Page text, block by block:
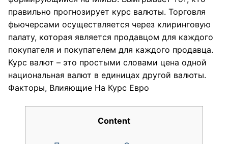
правильно прогнозирует курс валюты. Торговля
фьючерсами осуществляется через клиринговую
палату, которая является продавцом для каждого
покупателя и покупателем для каждого продавца.
Курс валют – это простыми словами цена одной
национальная валют в единицах другой валюты.
Факторы, Влияющие На Курс Евро
Content